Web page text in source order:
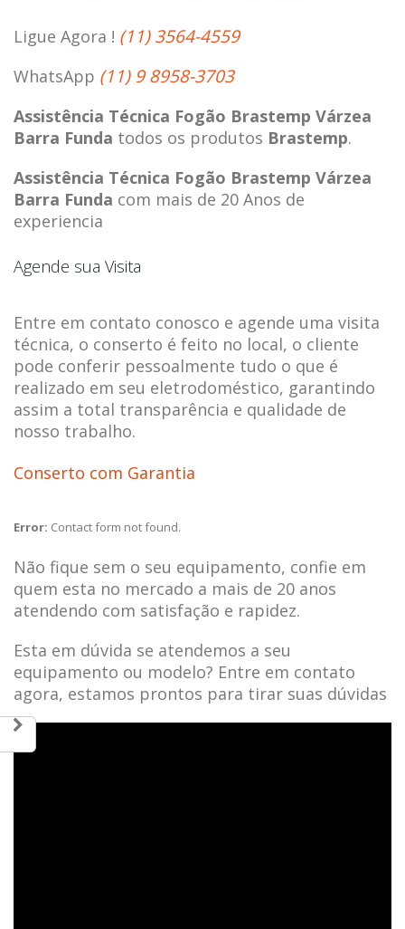
Ligue Agora ! (11) 3564-4559
WhatsApp (11) 9 8958-3703
Assistência Técnica Fogão Brastemp Várzea
Barra Funda todos os produtos Brastemp.
Assistência Técnica Fogão Brastemp Várzea
Barra Funda com mais de 20 Anos de
experiencia
Agende sua Visita
Entre em contato conosco e agende uma visita
técnica, o conserto é feito no local, o cliente
pode conferir pessoalmente tudo o que é
realizado em seu eletrodoméstico, garantindo
assim a total transparência e qualidade de
nosso trabalho.
Conserto com Garantia
Error: Contact form not found.
Não fique sem o seu equipamento, confie em
quem esta no mercado a mais de 20 anos
atendendo com satisfação e rapidez.
Esta em dúvida se atendemos a seu
equipamento ou modelo? Entre em contato
agora, estamos prontos para tirar suas dúvidas